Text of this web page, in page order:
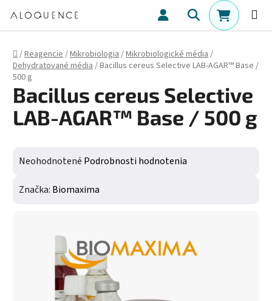
Hľadať
Domov
/Reagencie/Mikrobiologia/Mikrobiologické média/
Dehydratované média/Bacillus cereus Selective LAB-AGAR™ Base /
500 g
Bacillus cereus Selective
LAB-AGAR™ Base / 500 g
Priemerné hodnotenie produktu je 0,0 z 5 hviezdičiek.
Neohodnotené Podrobnosti hodnotenia
Značka: Biomaxima